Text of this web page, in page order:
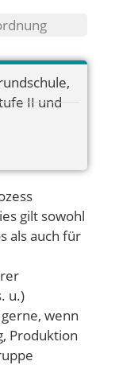
,
II und
gilt sowohl
als auch für
u.)
wenn
Produktion